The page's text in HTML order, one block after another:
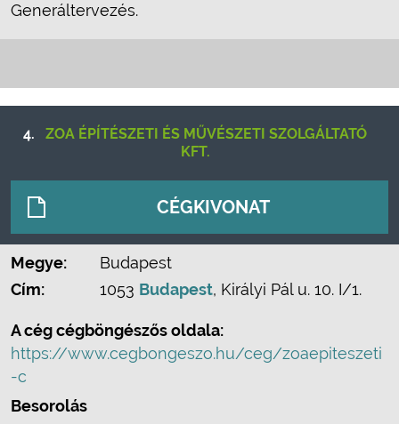
Generáltervezés.
4.
ZOA ÉPÍTÉSZETI ÉS MŰVÉSZETI SZOLGÁLTATÓ
KFT.
CÉGKIVONAT
Megye:
Budapest
Cím:
1053 Budapest, Királyi Pál u. 10. I/1.
A cég cégböngészős oldala:
https://www.cegbongeszo.hu/ceg/zoaepiteszeti
-c
Besorolás